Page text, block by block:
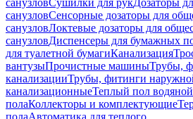
санузловСушилки для рукДозаторы
санузловСенсорные дозаторы для
санузловЛоктевые дозаторы для
санузловДиспенсеры для бумажных
для туалетной бумагиКанализация
вантузыПрочистные машиныТрубы,
канализацииТрубы, фитинги
канализационныеТеплый пол водяной
полаКоллекторы и комплектующие
полаАвтоматика для теплого